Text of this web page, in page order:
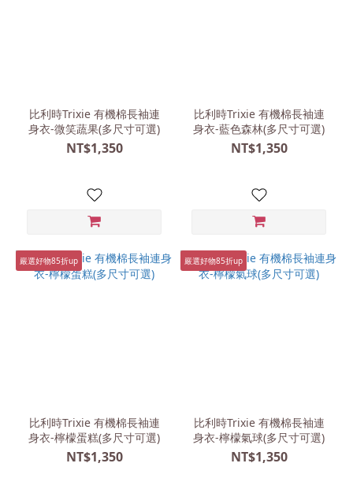
比利時Trixie 有機棉長袖連
身衣-微笑蔬果(多尺寸可選)
NT$1,350
比利時Trixie 有機棉長袖連
身衣-藍色森林(多尺寸可選)
NT$1,350
嚴選好物85折up
比利時Trixie 有機棉長袖連
身衣-檸檬蛋糕(多尺寸可選)
NT$1,350
嚴選好物85折up
比利時Trixie 有機棉長袖連
身衣-檸檬氣球(多尺寸可選)
NT$1,350